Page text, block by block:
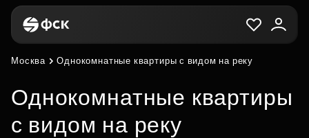
Москва Однокомнатные квартиры с видом на реку
Однокомнатные квартиры
с видом на реку